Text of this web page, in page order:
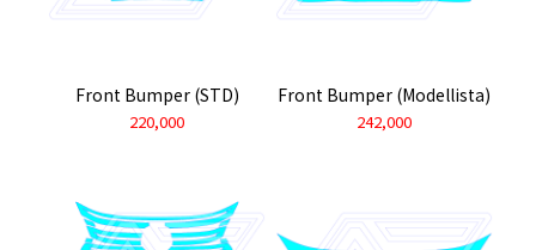
Front Bumper (STD)
220,000
Front Bumper (Modellista)
242,000